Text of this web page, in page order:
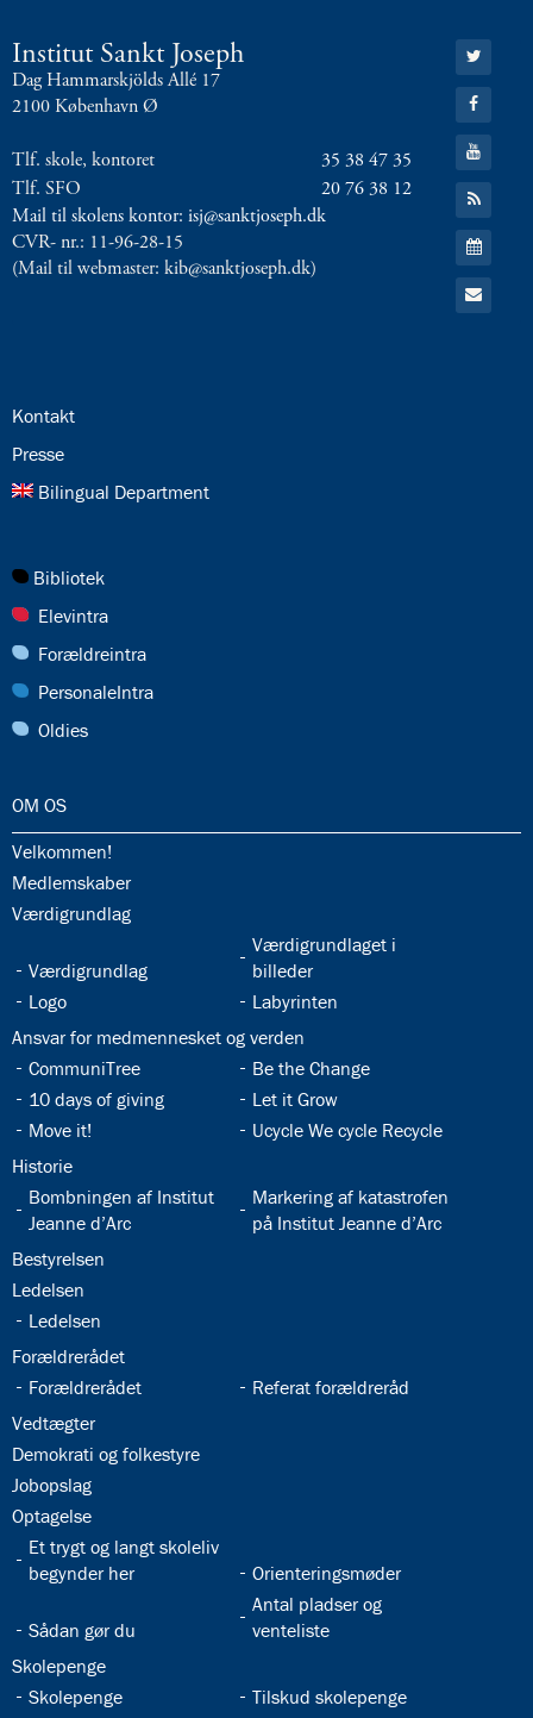
Department
Næste
Tur
til
Den
jødiske
SynagogeForrige
indlæg:
Institut Sankt Joseph
Dag Hammarskjölds Allé 17
2100 København Ø
Tlf. skole, kontoret
35 38 47 35
Tlf. SFO
20 76 38 12
Mail til skolens kontor: isj@sanktjoseph.dk
CVR- nr.: 11-96-28-15
(Mail til webmaster: kib@sanktjoseph.dk)
Gå
til:
Twitter
Gå
til:
Facebook
Gå
til:
YouTube
Gå
til:
RSS
feed
Gå
til:
Kalender
Gå
til:
24.0:
Kontakt
25.0:
Presse
26.0:
Bilingual Department
27.0:
Bibliotek
28.0:
Elevintra
29.0:
Forældreintra
30.0:
PersonaleIntra
31.0:
Oldies
32.0:
OM OS
32.1:
Velkommen!
32.2:
Medlemskaber
32.3:
Værdigrundlag
32.4:
Værdigrundlag
32.5:
Værdigrundlaget i
billeder
32.6:
Logo 32.7:
Labyrinten
32.8:
Ansvar for medmennesket og verden
32.9:
CommuniTree 32.10:
Be the Change
32.11:
10 days of giving 32.12:
Let it Grow
32.13:
Move it! 32.14:
Ucycle We cycle Recycle
32.15:
Historie
32.16:
Bombningen af Institut
Jeanne d’Arc
32.17:
Markering af katastrofen
på Institut Jeanne d’Arc
32.18:
Bestyrelsen
32.19:
Ledelsen
32.20:
Ledelsen
32.21:
Forældrerådet
32.22:
Forældrerådet 32.23:
Referat forældreråd
32.24:
Vedtægter
32.25:
Demokrati og folkestyre
32.26:
Jobopslag
32.27:
Optagelse
32.28:
Et trygt og langt skoleliv
begynder her
32.29:
Orienteringsmøder
32.30:
Sådan gør du
32.31:
Antal pladser og
venteliste
32.32:
Skolepenge
32.33:
Skolepenge 32.34:
Tilskud skolepenge